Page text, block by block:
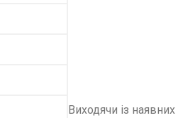
Виходячи із наявних